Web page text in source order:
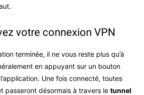
votre connexion VPN
terminée, il ne vous reste plus qu’à
en appuyant sur un bouton
Une fois connecté, toutes
passeront désormais à travers le tunnel